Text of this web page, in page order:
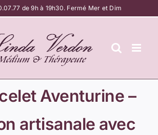
de 9h à 19h30. Fermé Mer et Dim
Aventurine –
artisanale avec